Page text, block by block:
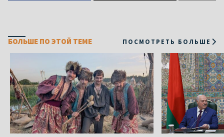
БОЛЬШЕ ПО ЭТОЙ ТЕМЕ ПОСМОТРЕТЬ БОЛЬШЕ